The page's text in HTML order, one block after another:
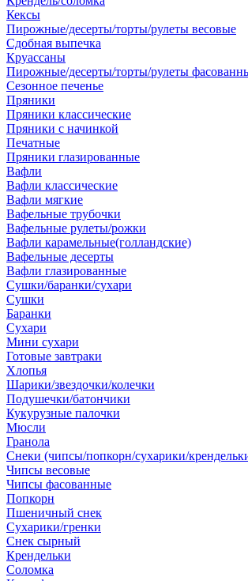
Кексы
Пирожные/десерты/торты/рулеты весовые
Сдобная выпечка
Круассаны
Пирожные/десерты/торты/рулеты
Сезонное печенье
Пряники
Пряники классические
Пряники с начинкой
Печатные
Пряники глазированные
Вафли
Вафли классические
Вафли мягкие
Вафельные трубочки
Вафельные рулеты/рожки
Вафли карамельные(голландские)
Вафельные десерты
Вафли глазированные
Сушки/баранки/сухари
Сушки
Баранки
Сухари
Мини сухари
Готовые завтраки
Хлопья
Шарики/звездочки/колечки
Подушечки/батончики
Кукурузные палочки
Мюсли
Гранола
Снеки (чипсы/попкорн/сухарики/
Чипсы весовые
Чипсы фасованные
Попкорн
Пшеничный снек
Сухарики/гренки
Снек сырный
Крендельки
Соломка